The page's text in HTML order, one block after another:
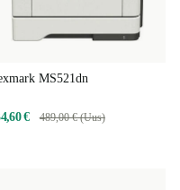
MS521dn
€ 489,00 € (Uus)